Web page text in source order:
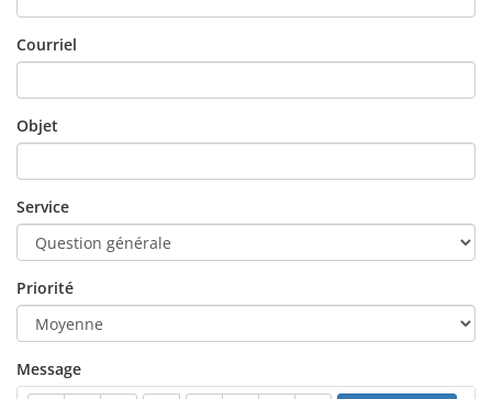
Courriel
Objet
Service
Priorité
Message